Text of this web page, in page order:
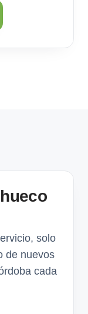
solo
de nuevos
cada